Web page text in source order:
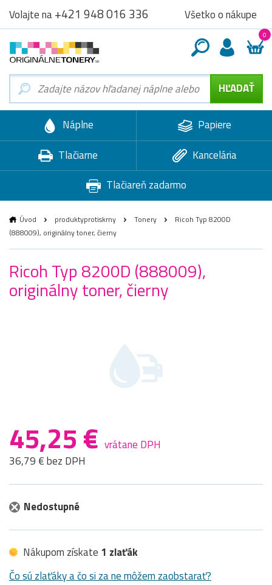
Volajte na+421 948 016 336 Všetko o nákupe
0
Náplne
Papiere
Tlačiarne
Kancelária
Tlačiareň zadarmo
Úvod produktyprotiskrny Tonery
Ricoh Typ 8200D
(888009), originálny toner, čierny
Ricoh Typ 8200D (888009),
originálny toner, čierny
45,25 € vrátane DPH
36,79 € bez DPH
Nedostupné
Nákupom získate 1 zlaťák
Čo sú zlaťáky a čo si za ne môžem zaobstarať?